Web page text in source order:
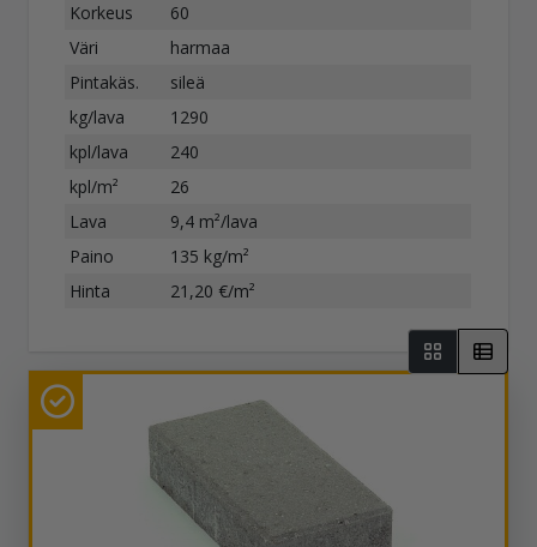
Korkeus
60
Väri
harmaa
Pintakäs.
sileä
kg/lava
1290
kpl/lava
240
kpl/m²
26
Lava
9,4 m²/lava
Paino
135 kg/m²
Hinta
21,20 €/m²